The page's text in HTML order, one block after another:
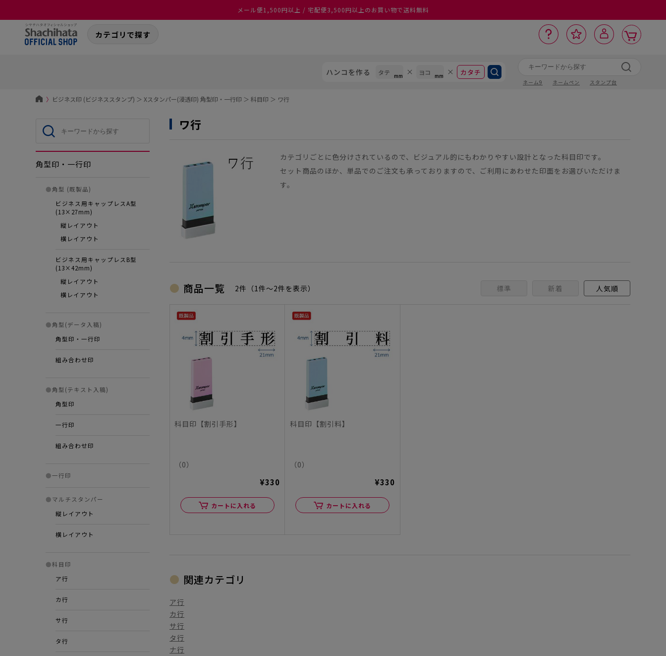
あなたに最適なスタンプをシヤチハタがレコメンド
カテゴリで探す
ハンコを作る カタチ
ネーム9 ネームペン スタンプ台
サ
ポ
ト
ー お
気
に
入
り
ロ
グ
イ
ン ト
ー
〉 ビジネス印 (ビジネススタンプ) ＞ Xスタンパー(浸透印) 角型印・一行印 ＞ 科目印 ＞ ワ行
角型印・一行印
●角型 (既製品)
ビジネス用キャップレスA型
(13×27mm)
縦レイアウト
横レイアウト
ビジネス用キャップレスB型
(13×42mm)
縦レイアウト
横レイアウト
●角型(データ入稿)
角型印・一行印
組み合わせ印
●角型(テキスト入稿)
角型印
一行印
組み合わせ印
●一行印
●マルチスタンパー
縦レイアウト
横レイアウト
●科目印
ア行
カ行
サ行
タ行
ワ行
カテゴリごとに色分けされているので、ビジュアル的にもわかりやすい設計となった科目印です。
セット商品のほか、単品でのご注文も承っておりますので、ご利用にあわせた印面をお選びいただけま
す。
商品一覧 2件（1件〜2件を表示） 標準 新着 人気順
科目印【割引手形】
（0）
¥330
カートに入れる
科目印【割引料】
（0）
¥330
カートに入れる
関連カテゴリ
ア行
カ行
サ行
タ行
ナ行